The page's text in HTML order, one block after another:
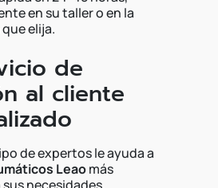
en su taller o en la
elija.
de
al cliente
de expertos le ayuda a
Leaomás